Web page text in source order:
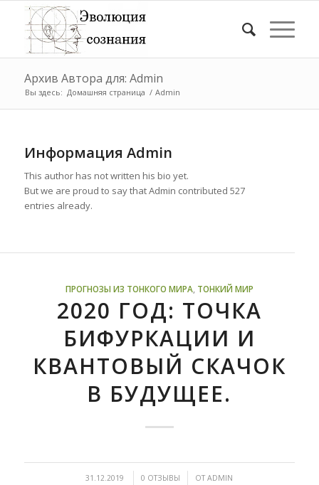
Архив Автора для: Admin
Вы здесь: Домашняя страница / Admin
Информация Admin
This author has not written his bio yet.
But we are proud to say thatAdmin contributed 527
entries already.
ПРОГНОЗЫ ИЗ ТОНКОГО МИРА, ТОНКИЙ МИР
2020 ГОД: ТОЧКА
БИФУРКАЦИИ И
КВАНТОВЫЙ СКАЧОК
В БУДУЩЕЕ.
31.12.2019
/ 0 ОТЗЫВЫ
/ ОТADMIN